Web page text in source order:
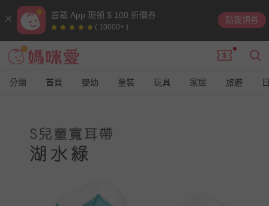
首載 App 現領 $ 100 折價券
( 10000+ )
點我領券
分類 首頁 嬰幼 童裝 玩具 家居 旅遊